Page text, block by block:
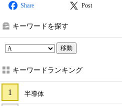
Share Post
キーワードを探す
移動
キーワードランキング
半導体